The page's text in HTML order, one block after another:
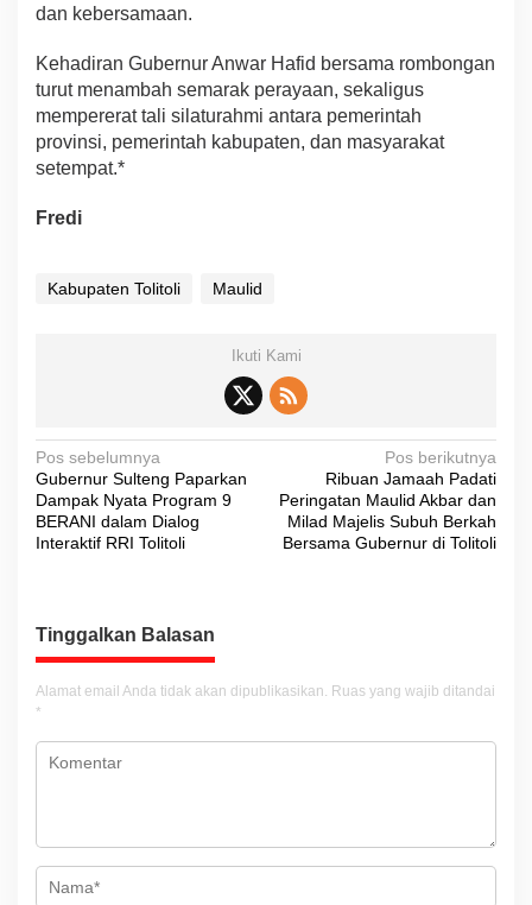
dan kebersamaan.
Kehadiran Gubernur Anwar Hafid bersama rombongan
turut menambah semarak perayaan, sekaligus
mempererat tali silaturahmi antara pemerintah
provinsi, pemerintah kabupaten, dan masyarakat
setempat.*
Fredi
Kabupaten Tolitoli Maulid
Ikuti Kami
N
a
v
a
s
i
o
Pos sebelumnya
Gubernur Sulteng Paparkan
Dampak Nyata Program 9
BERANI dalam Dialog
Interaktif RRI Tolitoli
Pos berikutnya
Ribuan Jamaah Padati
Peringatan Maulid Akbar dan
Milad Majelis Subuh Berkah
Bersama Gubernur di Tolitoli
Tinggalkan Balasan
Alamat email Anda tidak akan dipublikasikan. Ruas yang wajib ditandai
*